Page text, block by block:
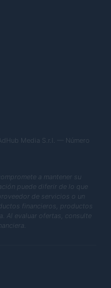
Media S.r.l. — Número
a mantener su
puede diferir de lo que
de servicios o un
financieros, productos
Al evaluar ofertas, consulte